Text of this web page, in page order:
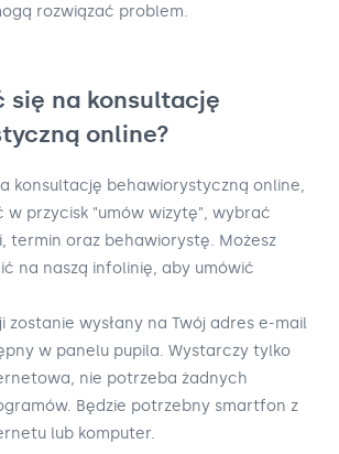
rozwiązać problem.
się na konsultację
online?
konsultację behawiorystyczną online,
w przycisk "umów wizytę", wybrać
termin oraz behawiorystę. Możesz
na naszą infolinię, aby umówić
zostanie wysłany na Twój adres e-mail
w panelu pupila. Wystarczy tylko
nie potrzeba żadnych
Będzie potrzebny smartfon z
lub komputer.